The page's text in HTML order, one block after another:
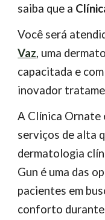
saiba que a
Você será
Vaz, uma
capacitada e
inovador
A Clínica Ornate
serviços de alta
dermatologia
Gun é uma das
pacientes em
conforto